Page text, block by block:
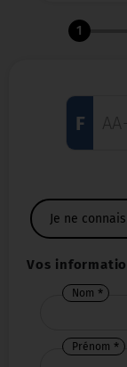
1
F
Je ne
Vos
Nom
Prénom